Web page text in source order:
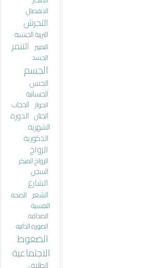
الانفصال
التحرش
التربية الجنسية
التمييز التنمر
الجسد
الجسم
الجنس
الجنسانية
الجواز الحجاب
الختان الدورة
الشهرية
الذكورية
الزواج
الزواج المبكر
السجن
الشارع
الشعر الصحة
النفسية
الصداقة
الصورة الذاتية
الضغوط
الاجتماعية